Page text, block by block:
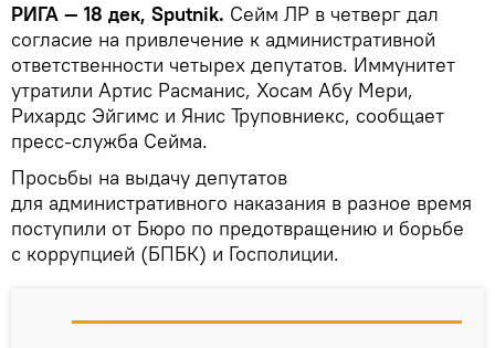
РИГА — 18 дек, Sputnik. Сейм ЛР в четверг дал
согласие на привлечение к административной
ответственности четырех депутатов. Иммунитет
утратили Артис Расманис, Хосам Абу Мери,
Рихардс Эйгимс и Янис Труповниекс, сообщает
пресс-служба Сейма.
Просьбы на выдачу депутатов
для административного наказания в разное время
поступили от Бюро по предотвращению и борьбе
с коррупцией (БПБК) и Госполиции.